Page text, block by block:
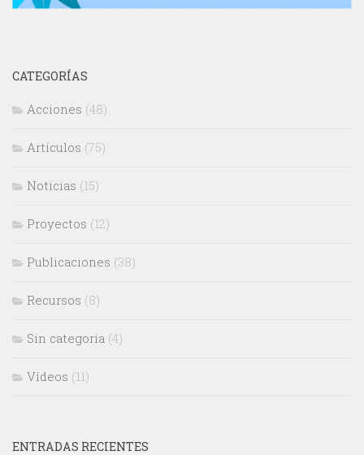
CATEGORÍAS
Acciones (48)
Artículos (75)
Noticias (15)
Proyectos (12)
Publicaciones (38)
Recursos (8)
Sin categoría (4)
Vídeos (11)
ENTRADAS RECIENTES